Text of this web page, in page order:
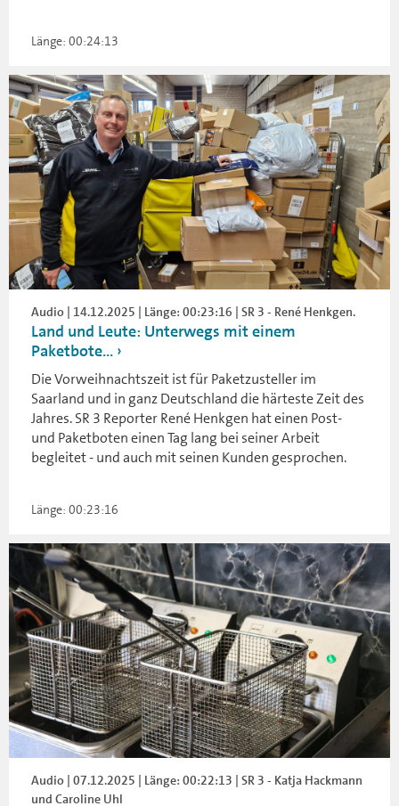
Länge: 00:24:13
Audio | 14.12.2025 | Länge: 00:23:16 | SR 3 - René Henkgen.
Land und Leute: Unterwegs mit einem
Paketbote...
Die Vorweihnachtszeit ist für Paketzusteller im
Saarland und in ganz Deutschland die härteste Zeit des
Jahres. SR 3 Reporter René Henkgen hat einen Post-
und Paketboten einen Tag lang bei seiner Arbeit
begleitet - und auch mit seinen Kunden gesprochen.
Länge: 00:23:16
Audio | 07.12.2025 | Länge: 00:22:13 | SR 3 - Katja Hackmann
und Caroline Uhl